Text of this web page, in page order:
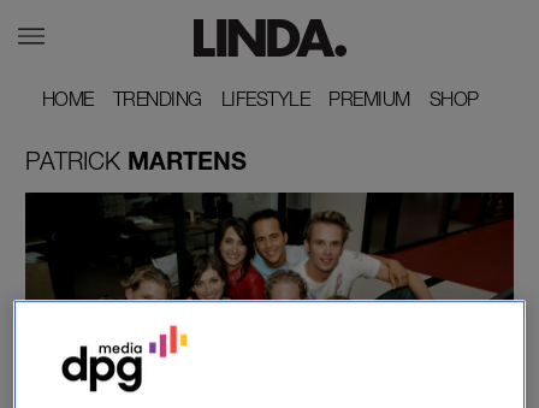
HOME
HOME TRENDING
TRENDING LIFESTYLE
LIFESTYLE PREMIUM
PREMIUM SHOP
SHOP
PATRICK MARTENS